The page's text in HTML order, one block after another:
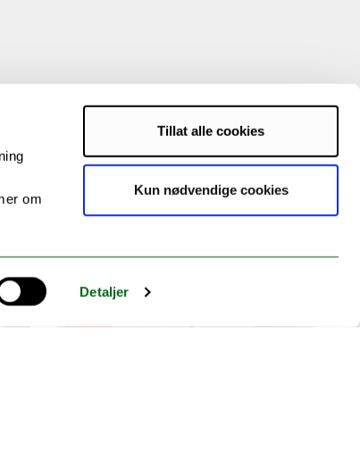
om
Detaljer
Tillat alle cookies
Kun nødvendige cookies